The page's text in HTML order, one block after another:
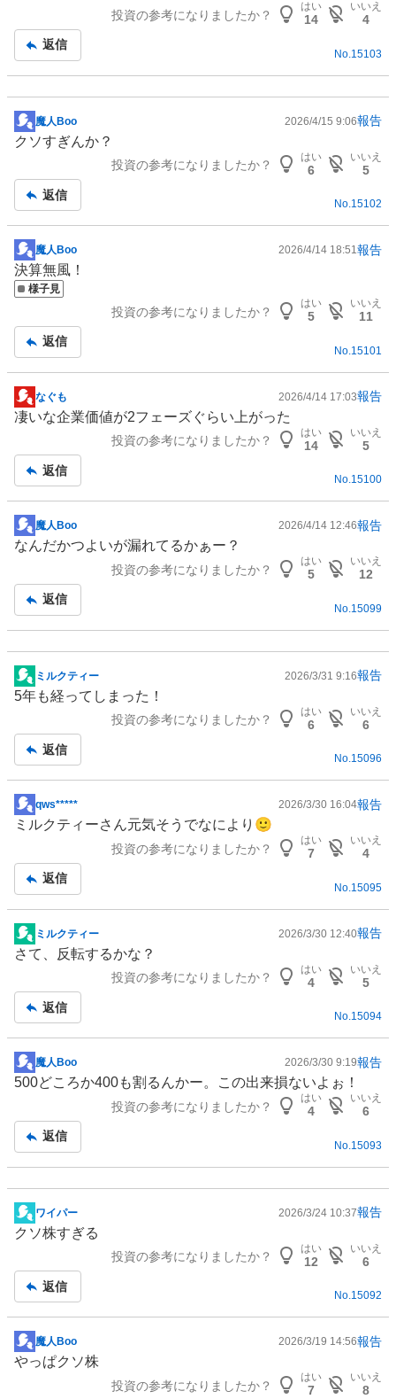
事
投資の参考になりましたか？
はい
14
いいえ
4
返信
No. 15103
掲
示
事
魔人Boo 2026/4/15 9:06報告
クソすぎんか？
投資の参考になりましたか？
はい
6
いいえ
5
返信
No.15102
掲
示
板
魔人Boo 2026/4/14 18:51報告
決算無風！
様子見
投資の参考になりましたか？
はい
5
いいえ
11
返信
No. 15101
掲
示
事
なぐも 2026/4/14 17:03報告
凄いな企業価値が2フェーズぐらい上がった
投資の参考になりましたか？
はい
14
いいえ
5
返信
No.15100
掲
示
事
魔人Boo 2026/4/14 12:46報告
なんだかつよいが漏れてるかぁー？
投資の参考になりましたか？
はい
5
いいえ
12
返信
No. 15099
掲
示
事
ミルクティー 2026/3/31 9:16報告
5年も経ってしまった！
投資の参考になりましたか？
はい
6
いいえ
6
返信
No.15096
掲
示
事
qws***** 2026/3/30 16:04報告
ミルクティーさん元気そうでなにより🙂
投資の参考になりましたか？
はい
7
いいえ
4
返信
No. 15095
掲
示
事
ミルクティー 2026/3/30 12:40報告
さて、反転するかな？
投資の参考になりましたか？
はい
4
いいえ
5
返信
No.15094
掲
示
事
魔人Boo 2026/3/30 9:19報告
500どころか400も割るんかー。この出来損ないよぉ！
投資の参考になりましたか？
はい
4
いいえ
6
返信
No. 15093
掲
示
事
ワイパー 2026/3/24 10:37報告
クソ株すぎる
投資の参考になりましたか？
はい
12
いいえ
6
返信
No.15092
掲
示
魔人Boo 2026/3/19 14:56報告
やっぱクソ株
投資の参考になりましたか？
はい
7
いいえ
8